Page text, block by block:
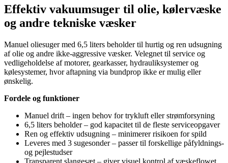
Effektiv vakuumsuger til olie, kølervæske
og andre tekniske væsker
Manuel oliesuger med 6,5 liters beholder til hurtig og ren udsugning
af olie og andre ikke-aggressive væsker. Velegnet til service og
vedligeholdelse af motorer, gearkasser, hydrauliksystemer og
kølesystemer, hvor aftapning via bundprop ikke er mulig eller
ønskelig.
Fordele og funktioner
Manuel drift – ingen behov for trykluft eller strømforsyning
6,5 liters beholder – god kapacitet til de fleste serviceopgaver
Ren og effektiv udsugning – minimerer risikoen for spild
Leveres med 3 sugesonder – passer til forskellige påfyldnings-
og pejlestudser
Transparent slangesæt – giver visuel kontrol af væskeflowet